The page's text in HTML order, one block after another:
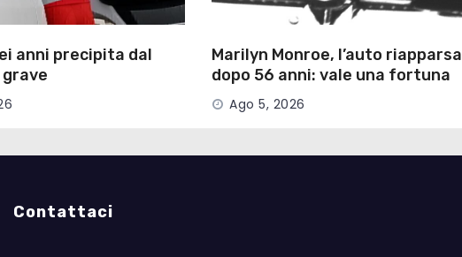
anni precipita dal
grave
Marilyn Monroe, l’auto riapparsa
dopo 56 anni: vale una fortuna
Ago 5, 2026
Contattaci